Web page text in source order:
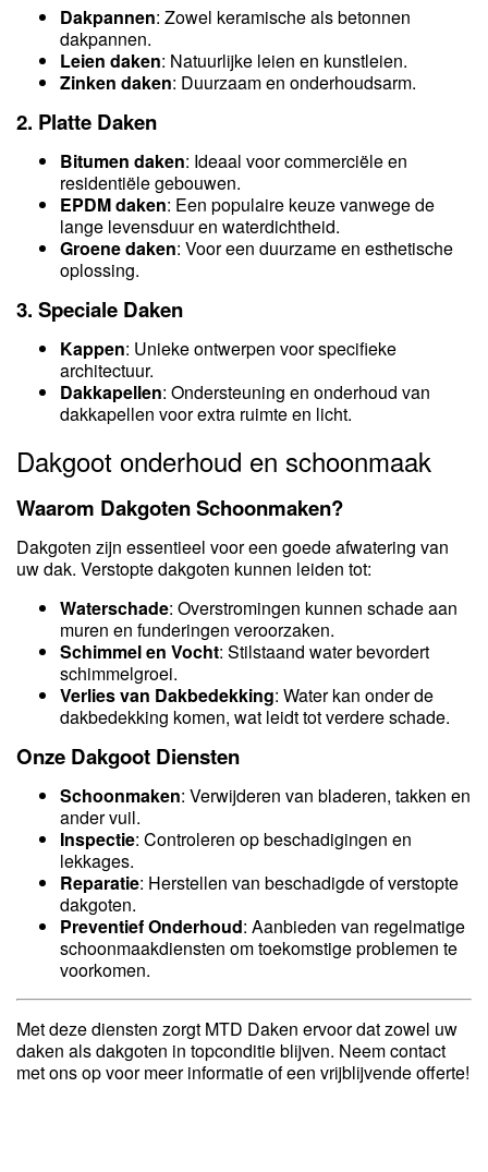
Dakpannen: Zowel keramische als betonnen
dakpannen.
Leien daken: Natuurlijke leien en kunstleien.
Zinken daken: Duurzaam en onderhoudsarm.
2. Platte Daken
Bitumen daken: Ideaal voor commerciële en
residentiële gebouwen.
EPDM daken: Een populaire keuze vanwege de
lange levensduur en waterdichtheid.
Groene daken: Voor een duurzame en esthetische
oplossing.
3. Speciale Daken
Kappen: Unieke ontwerpen voor specifieke
architectuur.
Dakkapellen: Ondersteuning en onderhoud van
dakkapellen voor extra ruimte en licht.
Dakgoot onderhoud en schoonmaak
Waarom Dakgoten Schoonmaken?
Dakgoten zijn essentieel voor een goede afwatering van
uw dak. Verstopte dakgoten kunnen leiden tot:
Waterschade: Overstromingen kunnen schade aan
muren en funderingen veroorzaken.
Schimmel en Vocht: Stilstaand water bevordert
schimmelgroei.
Verlies van Dakbedekking: Water kan onder de
dakbedekking komen, wat leidt tot verdere schade.
Onze Dakgoot Diensten
Schoonmaken: Verwijderen van bladeren, takken en
ander vuil.
Inspectie: Controleren op beschadigingen en
lekkages.
Reparatie: Herstellen van beschadigde of verstopte
dakgoten.
Preventief Onderhoud: Aanbieden van regelmatige
schoonmaakdiensten om toekomstige problemen te
voorkomen.
Met deze diensten zorgt MTD Daken ervoor dat zowel uw
daken als dakgoten in topconditie blijven. Neem contact
met ons op voor meer informatie of een vrijblijvende offerte!